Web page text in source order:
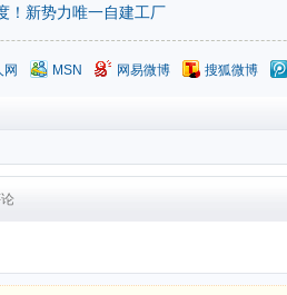
！新势力唯一自建工厂
网 MSN 网易微博 搜狐微博